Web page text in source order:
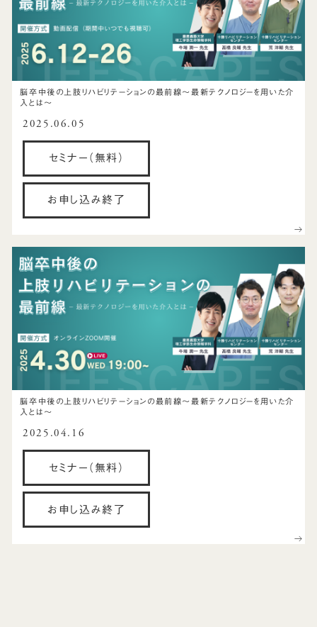
脳卒中後の上肢リハビリテーションの最前線～最新テクノロジーを用いた介
入とは～
2025.06.05
セミナー（無料）
お申し込み終了
脳卒中後の上肢リハビリテーションの最前線～最新テクノロジーを用いた介
入とは～
2025.04.16
セミナー（無料）
お申し込み終了